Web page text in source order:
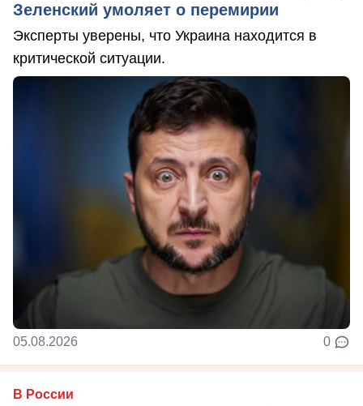
Зеленский умоляет о перемирии
Эксперты уверены, что Украина находится в
критической ситуации.
05.08.2026 0
В России